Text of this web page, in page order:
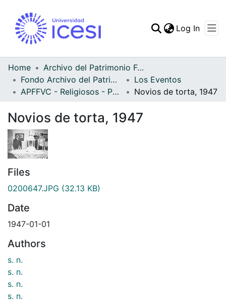
Statistics
Log In
Home
Archivo del Patrimonio Fotográfico y Fílmico del Valle del Cauca
Fondo Archivo del Patrimonio Fotográfico y Fílmico del Valle del Cauca
Los Eventos
APFFVC - Religiosos - Patrimonial
Novios de torta, 1947
Novios de torta, 1947
Files
0200647.JPG (32.13 KB)
Date
1947-01-01
Authors
s. n.
s. n.
s. n.
s. n.